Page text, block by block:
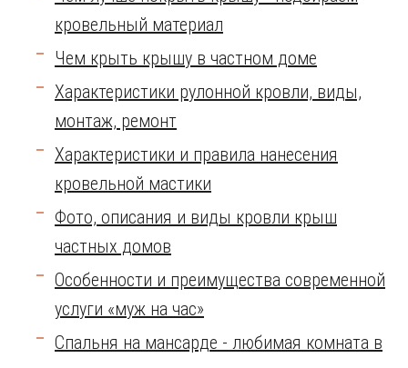
кровельный материал
Чем крыть крышу в частном доме
Характеристики рулонной кровли, виды,
монтаж, ремонт
Характеристики и правила нанесения
кровельной мастики
Фото, описания и виды кровли крыш
частных домов
Особенности и преимущества современной
услуги «муж на час»
Спальня на мансарде - любимая комната в